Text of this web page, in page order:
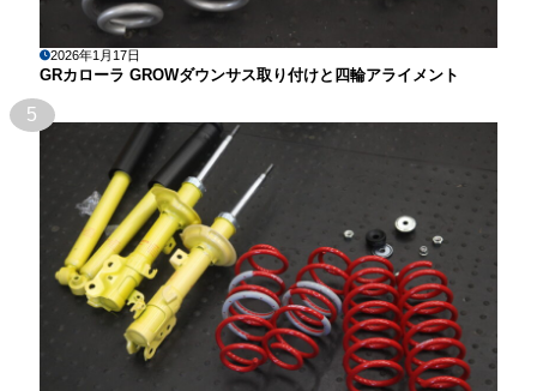
2026年1月17日
GRカローラ GROWダウンサス取り付けと四輪アライメント
5